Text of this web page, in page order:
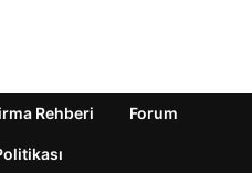
Rehberi Forum